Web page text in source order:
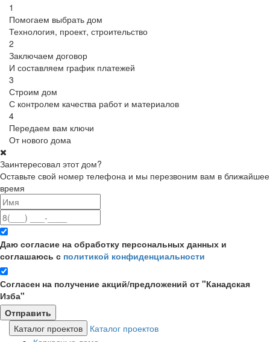
1
Помогаем выбрать дом
Технология, проект, строительство
2
Заключаем договор
И составляем график платежей
3
Строим дом
С контролем качества работ и материалов
4
Передаем вам ключи
От нового дома
Заинтересовал этот дом?
Оставьте свой номер телефона и мы перезвоним вам в ближайшее
время
Даю согласие на обработку персональных данных и
соглашаюсь с политикой конфиденциальности
Согласен на получение акций/предложений от "Канадская
Изба"
Каталог проектов
Каталог проектов